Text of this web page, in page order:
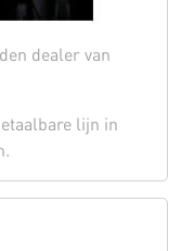
dealer van
lijn in